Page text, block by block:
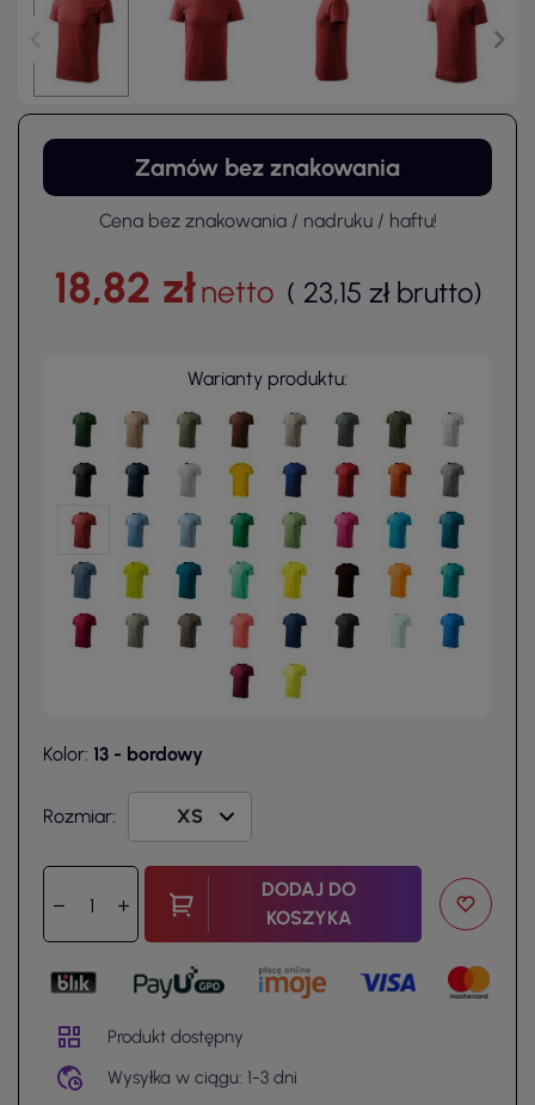
Zamów bez znakowania
Cena bez znakowania / nadruku / haftu!
18,82 złnetto ( 23,15 zł brutto)
Warianty produktu:
Kolor: 13 - bordowy
Rozmiar:
DODAJ DO
KOSZYKA
Produkt dostępny
Wysyłka w ciągu: 1-3 dni